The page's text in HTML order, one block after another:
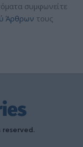
συμφωνείτε
Άρθρων τους